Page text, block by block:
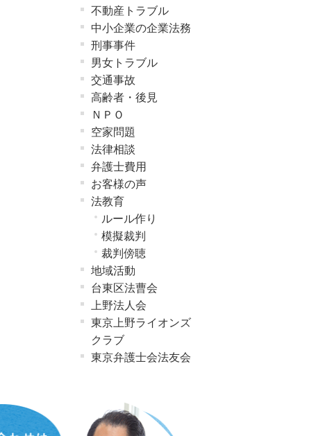
不動産トラブル
中小企業の企業法務
刑事事件
男女トラブル
交通事故
高齢者・後見
ＮＰＯ
空家問題
法律相談
弁護士費用
お客様の声
法教育
ルール作り
模擬裁判
裁判傍聴
地域活動
台東区法曹会
上野法人会
東京上野ライオンズ
クラブ
東京弁護士会法友会